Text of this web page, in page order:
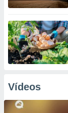
Vídeos